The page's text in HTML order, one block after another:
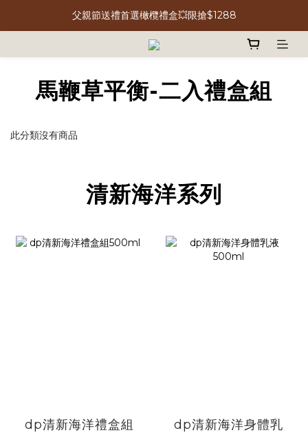
父親節送禮首選橄欖禮盒💥限搶$1288
馬鞭草平衡-二入禮盒組
此分類沒有商品
清新海洋系列
dp清新海洋禮盒組
dp清新海洋身體乳